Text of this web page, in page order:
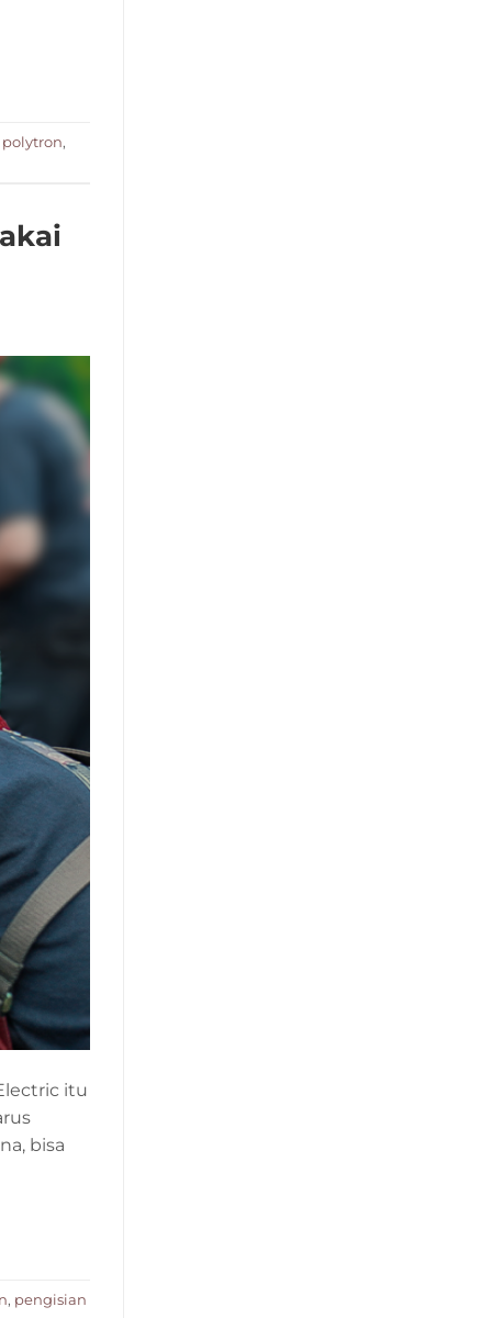
,
itu
bisa
, pengisian